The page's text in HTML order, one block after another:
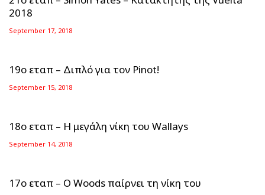
2018
September 17, 2018
19ο εταπ – Διπλό για τον Pinot!
September 15, 2018
18ο εταπ – Η μεγάλη νίκη του Wallays
September 14, 2018
17ο εταπ – O Woods παίρνει τη νίκη του